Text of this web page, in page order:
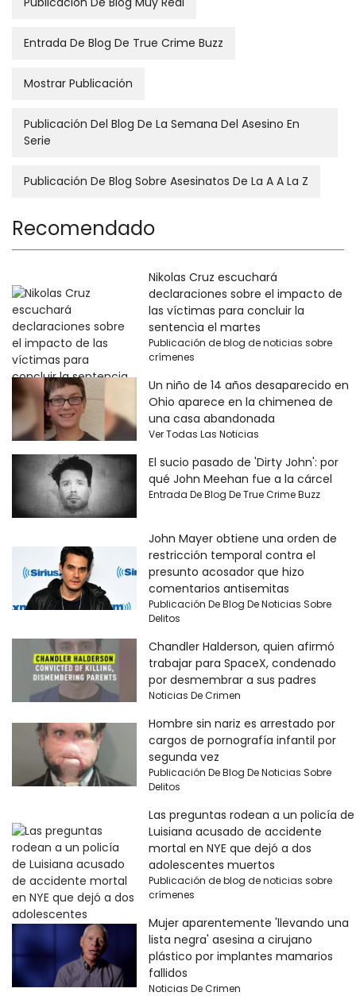
Entrada De Blog De True Crime Buzz
Mostrar Publicación
Publicación Del Blog De La Semana Del Asesino En
Serie
Publicación De Blog Sobre Asesinatos De La A A La Z
Recomendado
Nikolas Cruz escuchará
declaraciones sobre el impacto de
las víctimas para concluir la
sentencia el martes
Publicación de blog de noticias sobre
crímenes
Un niño de 14 años desaparecido en
Ohio aparece en la chimenea de
una casa abandonada
Ver Todas Las Noticias
El sucio pasado de 'Dirty John': por
qué John Meehan fue a la cárcel
Entrada De Blog De True Crime Buzz
John Mayer obtiene una orden de
restricción temporal contra el
presunto acosador que hizo
comentarios antisemitas
Publicación De Blog De Noticias Sobre
Delitos
Chandler Halderson, quien afirmó
trabajar para SpaceX, condenado
por desmembrar a sus padres
Noticias De Crimen
Hombre sin nariz es arrestado por
cargos de pornografía infantil por
segunda vez
Publicación De Blog De Noticias Sobre
Delitos
Las preguntas rodean a un policía de
Luisiana acusado de accidente
mortal en NYE que dejó a dos
adolescentes muertos
Publicación de blog de noticias sobre
crímenes
Mujer aparentemente 'llevando una
lista negra' asesina a cirujano
plástico por implantes mamarios
fallidos
Noticias De Crimen